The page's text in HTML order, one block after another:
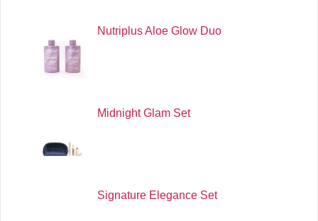
Nutriplus Aloe Glow Duo
Midnight Glam Set
Signature Elegance Set